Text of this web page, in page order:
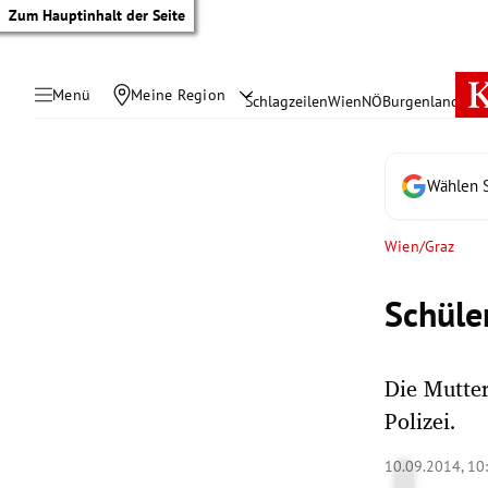
Zum Hauptinhalt der Seite
Menü Meine Region SchlagzeilenWienNÖBurgenland
Wählen
Wien/Graz
Die
Polizei.
10.09.2014,